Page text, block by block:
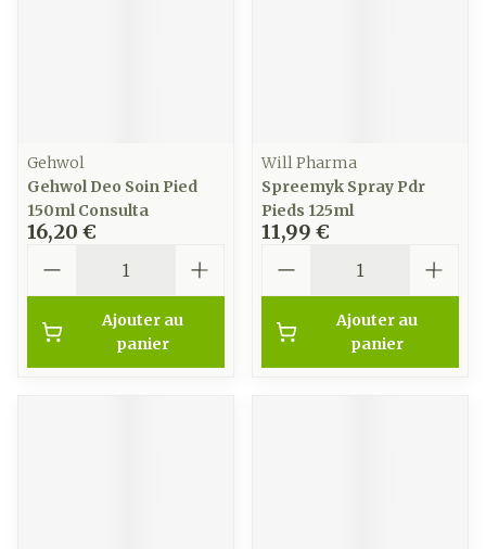
Gehwol
Gehwol Deo Soin Pied
150ml Consulta
16,20 €
Ajouter au
panier
Will Pharma
Spreemyk Spray Pdr
Pieds 125ml
11,99 €
Ajouter au
panier